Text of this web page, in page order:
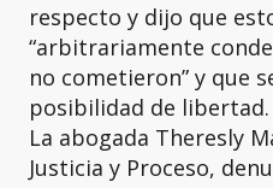
respecto y dijo que
“arbitrariamente
no cometieron” y que
posibilidad de libertad.
La abogada Theresly
Justicia y Proceso,